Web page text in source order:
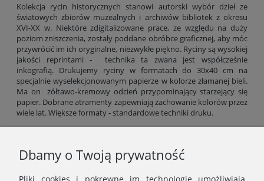
Kolekcja rycin historycznych stanowi autorski wybór dzieł ze
światowych zbiorów muzealnych i archiwów bibliotek z okresu
XVI-XX w. Niektóre zdigitalizowane prace, ze względu na duży
poziom zniszczenia, zostały poddane obróbce graficznej, aby móc
przywrócić im ich oryginalne, niezwykłe piękno. Ryciny są wysokiej
jakości reprintami - technika ta zwana jest współcześnie
inkografią. Drukujemy ryciny w formatach do 30x40 cm na
specjalnie wyselekcjonowanym papierze w kolorze złamanej bieli.
Ma on żółtawo-kremowy odcień przypominający starzejący się
papier. Dobrane atramenty zapewniają zachowanie kolorów przez
wiele lat. Większe formaty - standardowe techniki druku.
Odbiór kolorów rycin zależy od ustawień jasności ekranu, dlatego
Dbamy o Twoją prywatność